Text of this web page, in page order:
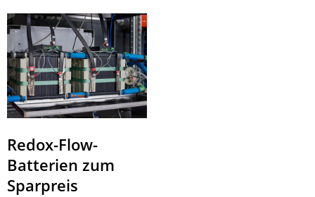
Redox-Flow-
Batterien zum
Sparpreis